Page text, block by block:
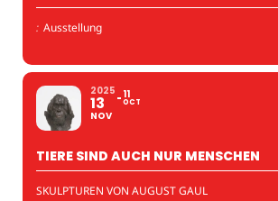
: Ausstellung
2025
13
NOV
11
OCT
TIERE SIND AUCH NUR MENSCHEN
SKULPTUREN VON AUGUST GAUL